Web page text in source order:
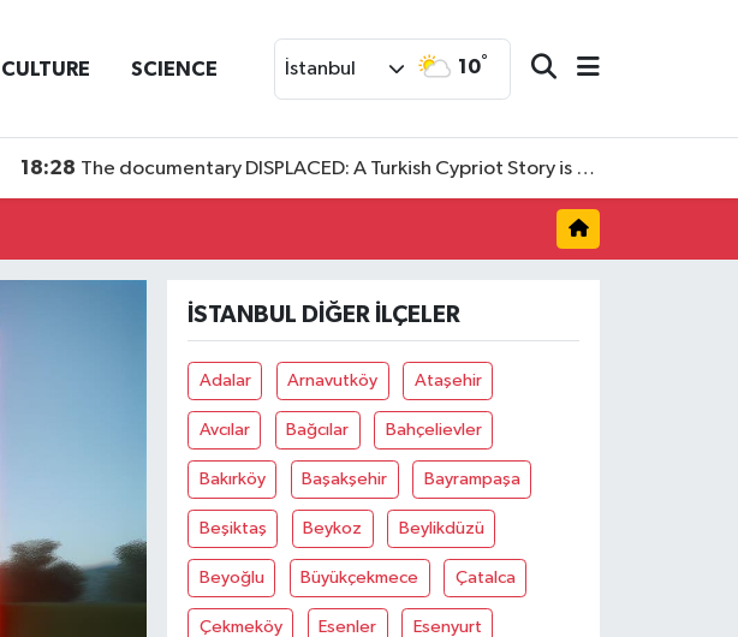
CULTURE SCIENCE İstanbul 10°
18:28 The documentary DISPLACED: A Turkish Cypriot Story is now available to watch
İSTANBUL DIĞER İLÇELER
Adalar Arnavutköy Ataşehir
Avcılar Bağcılar Bahçelievler
Bakırköy Başakşehir Bayrampaşa
Beşiktaş Beykoz Beylikdüzü
Beyoğlu Büyükçekmece Çatalca
Çekmeköy Esenler Esenyurt